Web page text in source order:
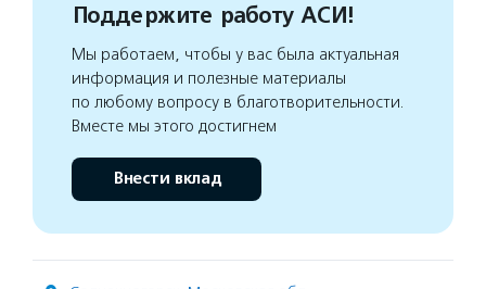
Поддержите работу АСИ!
Мы работаем, чтобы у вас была актуальная
информация и полезные материалы
по любому вопросу в благотворительности.
Вместе мы этого достигнем
Внести вклад